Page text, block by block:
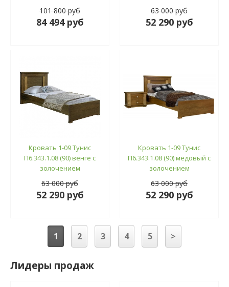
101 800 руб
84 494 руб
63 000 руб
52 290 руб
Кровать 1-09 Тунис
П6.343.1.08 (90) венге с
золочением
63 000 руб
52 290 руб
Кровать 1-09 Тунис
П6.343.1.08 (90) медовый с
золочением
63 000 руб
52 290 руб
1 2 3 4 5 >
Лидеры продаж